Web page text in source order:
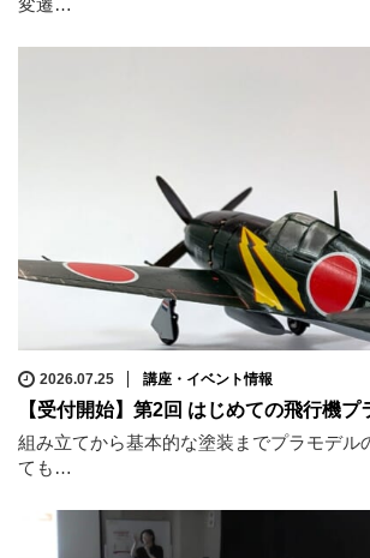
2026.07.25 講座・イベント情報
【受付開始】第2回 はじめての飛行機プ
組み立てから基本的な塗装までプラモデル
ても…